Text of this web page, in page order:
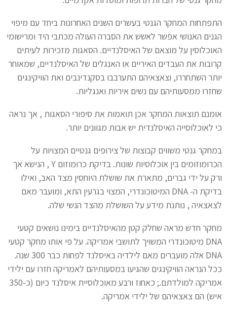
התפתחות המחקר הגנטי בעשרים השנים האחרונות ביחד עם מיפוי
הגנים האנושי אפשר לאשש את הסברה העולה מכתבי היד ומרישומי
האוכלוסין על מוצאם של האיסלנדיים. הסאגות מזכירות לעיתים
קרובות את העבדים האיריים או האנגלים של האיסלנדיים, שמאוחר
יותר השתחררו, וצאצאיהם התערבבו בסקנדינבים ואת הוויקינגים
שחזרו ממסעותיהם עם נשים איריות ואנגליות.
אומנם תוצאות המחקר אכן תואמות את סיפורי הסאגות , אך נראה
כי לאוכלוסייה האיסלנדית יש אבות מגוונים יותר.
במחקר גנטי משווים קבוצות של צירופים גנטיים המצויות על
הכרומוזומים בין אוכלוסיות שונות. בדיקת כרומוזום Y , הנישא אך
ורק על ידי גברים, מתארת את שושלת היוחסין מצד האב, ואילו
בדיקת ה- DNA המיטוכונדרי, המצוי בגרעין התא, ומועבר מאם
לצאצאיה , נותנת מידע על השושלת מהצד הנשי שלה.
מחקר חדש מראה שחלק קטן מהאיסלנדיים בימינו נושאים קטעי
DNA מיטוכונדרי המשויך לתושבי אמריקה. על פי אותו מחקר קטעי
DNA אלה מועברים מאם לילדיה באיסלנד לפחות כבר 300 שנה.
ככל הנראה הוויקינגים שהגיעו במסעותיהם לאמריקה חזרו עם ילידי
אמריקה למולדתם.; כאחוז ורבע מאוכלוסיית איסלנד כיום (כ-350
איש) הם צאצאיהם של ילידי אמריקה.